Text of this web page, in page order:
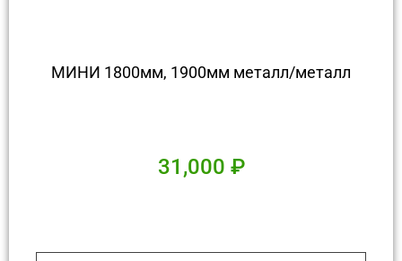
МИНИ 1800мм, 1900мм металл/металл
31,000 ₽